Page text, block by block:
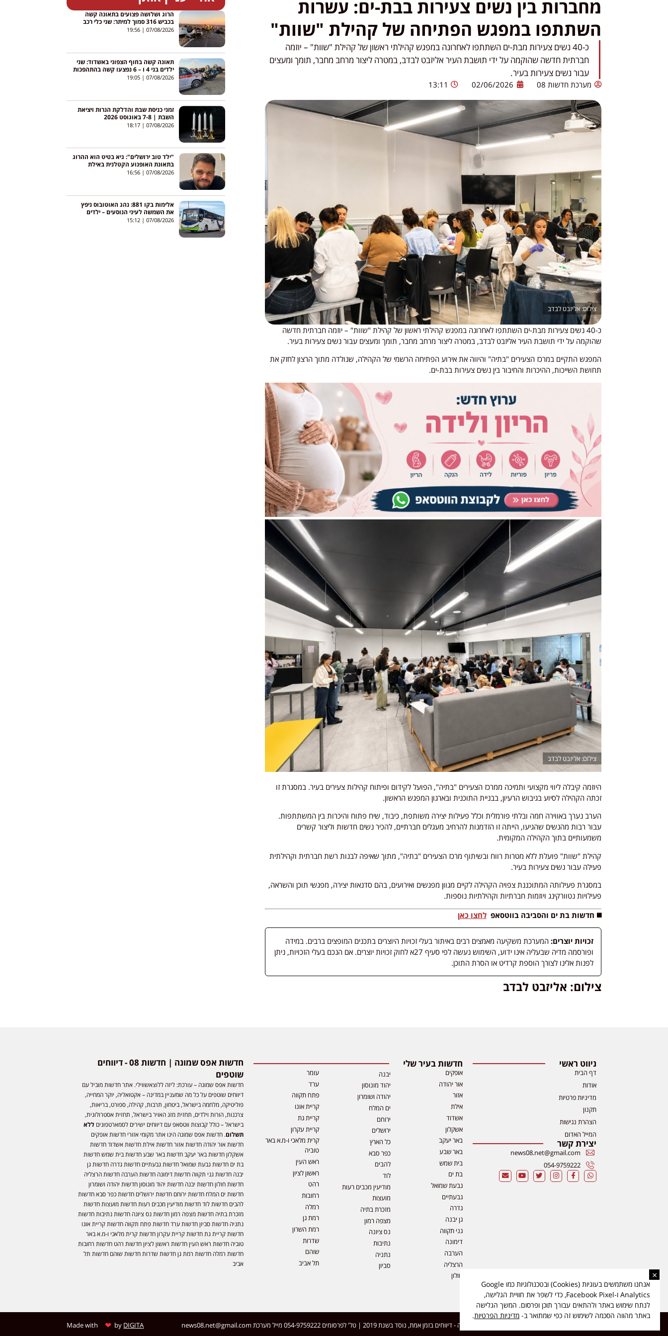
מחברות בין נשים צעירות בבת-ים: עשרות
השתתפו במפגש הפתיחה של קהילת "שוות"
כ-40 נשים צעירות מבת-ים השתתפו לאחרונה במפגש קהילתי ראשון של קהילת "שוות" – יוזמה
חברתית חדשה שהוקמה על ידי תושבת העיר אליזבט לבדב, במטרה ליצור מרחב מחבר, תומך ומעצים
עבור נשים צעירות בעיר.
מערכת חדשות 08 02/06/2026
13:11
אליזבט לבדב
כ-40 נשים צעירות מבת-ים השתתפו לאחרונה במפגש קהילתי ראשון של קהילת "שוות" – יוזמה חברתית חדשה
שהוקמה על ידי תושבת העיר אליזבט לבדב, במטרה ליצור מרחב מחבר, תומך ומעצים עבור נשים צעירות בעיר.
המפגש התקיים במרכז הצעירים "בתיה" והיווה את אירוע הפתיחה הרשמי של הקהילה, שנולדה מתוך הרצון לחזק את
תחושת השייכות, ההיכרות והחיבור בין נשים צעירות בבת-ים.
אליזבט לבדב
היוזמה קיבלה ליווי מקצועי ותמיכה ממרכז הצעירים "בתיה", הפועל לקידום ופיתוח קהילות צעירים בעיר. במסגרת זו
זכתה הקהילה לסיוע בגיבוש הרעיון, בבניית התוכנית ובארגון המפגש הראשון.
הערב נערך באווירה חמה ובלתי פורמלית וכלל פעילות יצירה משותפת, כיבוד, שיח פתוח והיכרות בין המשתתפות.
עבור רבות מהנשים שהגיעו, הייתה זו הזדמנות להרחיב מעגלים חברתיים, להכיר נשים חדשות וליצור קשרים
משמעותיים בתוך הקהילה המקומית.
קהילת "שוות" פועלת ללא מטרות רווח ובשיתוף מרכז הצעירים "בתיה", מתוך שאיפה לבנות רשת חברתית וקהילתית
פעילה עבור נשים צעירות בעיר.
במסגרת פעילותה המתוכננת צפויה הקהילה לקיים מגוון מפגשים ואירועים, בהם סדנאות יצירה, מפגשי תוכן והשראה,
פעילויות נטוורקינג ויוזמות חברתיות וקהילתיות נוספות.
◼️ חדשות בת ים והסביבה בווטסאפלחצו כאן
זכויות יוצרים: המערכת משקיעה מאמצים רבים באיתור בעלי זכויות היוצרים בתכנים המופצים ברבים. במידה
ופורסמה מדיה שבעליה אינו ידוע, השימוש נעשה לפי סעיף 27א לחוק זכויות יוצרים. אם הנכם בעלי הזכויות, ניתן
לפנות אלינו לצורך הוספת קרדיט או הסרת התוכן.
צילום: אליזבט לבדב
הרוג ושלושה פצועים בתאונה קשה
בכביש 316 סמוך למיתר: שני כלי רכב
התהפכו
07/08/2026
19:56
תאונה קשה בחוף הצפוני באשדוד: שני
ילדים בני 4 ו – 6 נפצעו קשה בהתהפכות
טרקטורון באגי
07/08/2026
19:05
זמני כניסת שבת והדלקת הנרות ויציאת
השבת | 7-8 באוגוסט 2026
07/08/2026
18:17
"ילד טוב ירושלים": גיא בטיט הוא ההרוג
בתאונת האופנוע הקטלנית באילת
07/08/2026
16:56
אלימות בקו 881: נהג האוטובוס ניפץ
את השמשה לעיני הנוסעים – ילדים
צרחו; הנהג הושעה
07/08/2026
15:12
ניווט ראשי
דף הבית
אודות
מדיניות פרטיות
תקנון
הצהרת נגישות
המייל האדום
יצירת קשר
news08.net@gmail.com
054-9759222
חדשות בעיר שלי
אופקים
אור יהודה
אזור
אילת
אשדוד
אשקלון
באר יעקב
באר שבע
בית שמש
בת ים
גבעת שמואל
גבעתיים
גדרה
גן יבנה
גני תקווה
דימונה
הערבה
הרצליה
חולון
יבנה
יהוד מונוסון
יהודה ושומרון
ים המלח
ירוחם
ירושלים
כל הארץ
כפר סבא
להבים
לוד
מודיעין מכבים רעות
מועצות
מזכרת בתיה
מצפה רמון
נס ציונה
נתיבות
נתניה
סביון
עומר
ערד
פתח תקווה
קריית אונו
קריית גת
קריית עקרון
קרית מלאכי ו-מ.א באר
טוביה
ראש העין
ראשון לציון
רהט
רחובות
רמלה
רמת גן
רמת השרון
שדרות
שוהם
תל אביב
חדשות אפס שמונה | חדשות 08 - דיווחים
שוטפים
חדשות אפס שמונה – עורכת: ליזה ללוצאשווילי. אתר חדשות מוביל עם
דיווחים שוטפים על כל מה שמעניין במדינה – אקטואליה, יוקר המחייה,
פוליטיקה, מלחמה בישראל, ביטחון, תרבות, קהילה, ספורט, בריאות,
צרכנות, הורות וילדים, תחזית מזג האויר בישראל, תחזית אסטרולוגית,
בישראל – כולל קבוצות ווטסאפ עם דיווחים ישירים לסמארטפוניםללא
תשלום. חדשות אפס שמונה הינו אתר מקומי אזורי חדשות אופקים
חדשות אור יהודה חדשות אזור חדשות אילת חדשות אשדוד חדשות
אשקלון חדשות באר יעקב חדשות באר שבע חדשות בית שמש חדשות
בת ים חדשות גבעת שמואל חדשות גבעתיים חדשות גדרה חדשות גן
יבנה חדשות גני תקווה חדשות דימונה חדשות הערבה חדשות הרצליה
חדשות חולון חדשות יבנה חדשות יהוד מונוסון חדשות יהודה ושומרון
חדשות ים המלח חדשות ירוחם חדשות ירושלים חדשות כפר סבא חדשות
להבים חדשות לוד חדשות מודיעין מכבים רעות חדשות מועצות חדשות
מזכרת בתיה חדשות מצפה רמון חדשות נס ציונה חדשות נתיבות חדשות
נתניה חדשות סביון חדשות ערד חדשות פתח תקווה חדשות קריית אונו
חדשות קריית גת חדשות קריית עקרון חדשות קרית מלאכי ו-מ.א באר
טוביה חדשות ראש העין חדשות ראשון לציון חדשות רהט חדשות רחובות
חדשות רמלה חדשות רמת גן חדשות שדרות חדשות שוהם חדשות תל
אביב
כל הזכויות שמורות ל-ליזה ללוצאשווילי - חדשות אפס שמונה - דיווחים בזמן אמת, נוסד בשנת 2019 | טל' לפרסומים 054-9759222 מייל מערכת news08.net@gmail.com
Made with ❤ by DIGITA
×
אנחנו משתמשים בעוגיות (Cookies) ובטכנולוגיות כמו Google
Analytics ו-Facebook Pixel, כדי לשפר את חוויית הגלישה,
לנתח שימוש באתר ולהתאים עבורך תוכן ופרסום. המשך הגלישה
באתר מהווה הסכמה לשימוש זה כפי שמתואר ב- מדיניות הפרטיות.